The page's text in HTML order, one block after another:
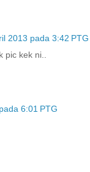
2013 pada 3:42 PTG
kek ni..
6:01 PTG